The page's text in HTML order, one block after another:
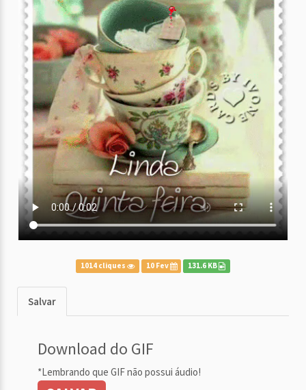
1014 cliques 10 Fev 131.6 KB
Salvar
Download do GIF
*Lembrando que GIF não possui áudio!